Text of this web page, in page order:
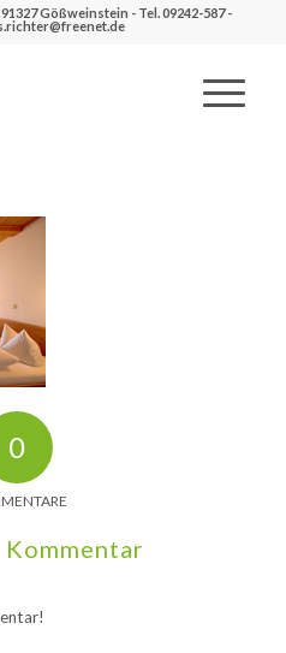
Gößweinstein - Tel. 09242-587 -
0